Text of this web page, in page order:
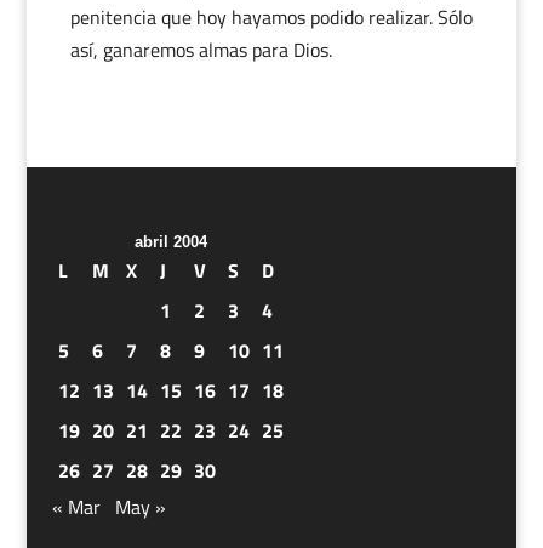
penitencia que hoy hayamos podido realizar. Sólo
así, ganaremos almas para Dios.
abril 2004
L M X J V S
D
1
2 3
4
5
6 7 8 9 10 11
12 13 14 15 16 17 18
19 20 21 22 23 24 25
26 27 28 29 30
« Mar May »